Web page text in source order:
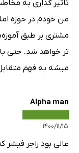
تاثیر گذاری به
من خودم در حوزه
مشتری بر طبق
تر خواهد شد. حتی
میشه به فهم
Alpha man
۱۴۰۰/۱۱/۱۵
عالی بود راجر فیشر